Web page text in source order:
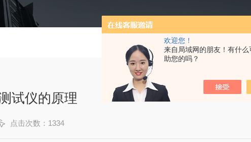
欢迎您！
来自局域网的朋友！有什么
助您的吗？
试仪的原理
点击次数：1334